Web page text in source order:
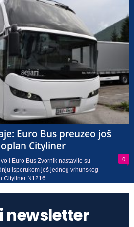
Euro Bus preuzeo još
Cityliner
0
i Euro Bus Zvornik nastavile su
isporukom još jednog vrhunskog
Cityliner N1216...
newsletter